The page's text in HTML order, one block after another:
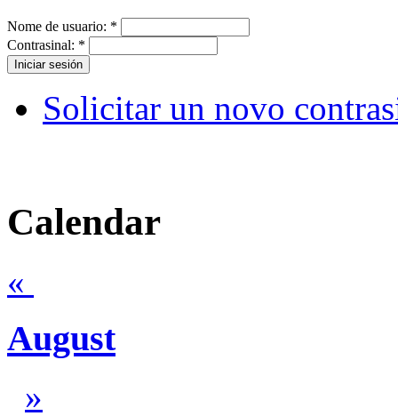
Nome de usuario: *
Contrasinal: *
Solicitar un novo
Calendar
«
August
»